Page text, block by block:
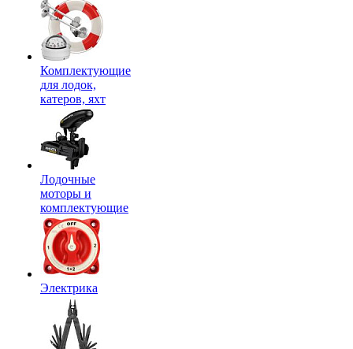
Комплектующие
для лодок,
катеров, яхт
Лодочные
моторы и
комплектующие
Электрика